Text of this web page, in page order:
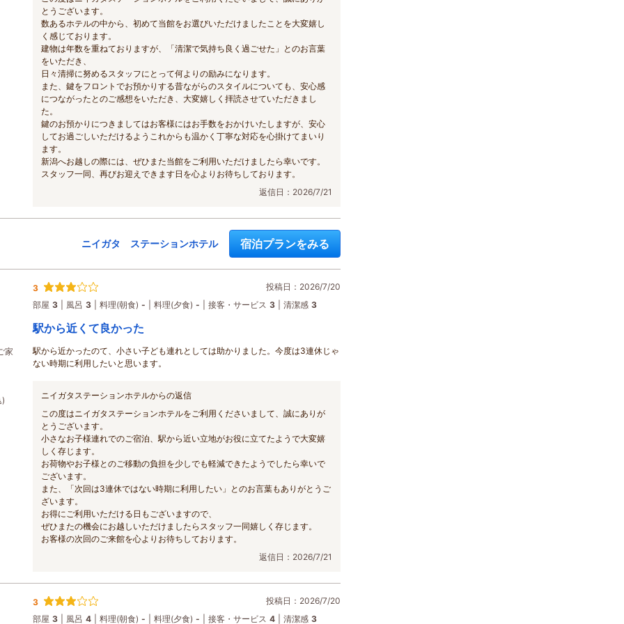
とうございます。
数あるホテルの中から、初めて当館をお選びいただけましたことを大変嬉し
く感じております。
建物は年数を重ねておりますが、「清潔で気持ち良く過ごせた」とのお言葉
をいただき、
日々清掃に努めるスタッフにとって何よりの励みになります。
また、鍵をフロントでお預かりする昔ながらのスタイルについても、安心感
につながったとのご感想をいただき、大変嬉しく拝読させていただきまし
た。
鍵のお預かりにつきましてはお客様にはお手数をおかけいたしますが、安心
してお過ごしいただけるようこれからも温かく丁寧な対応を心掛けてまいり
ます。
新潟へお越しの際には、ぜひまた当館をご利用いただけましたら幸いです。
スタッフ一同、再びお迎えできます日を心よりお待ちしております。
返信日：2026/7/21
ニイガタ ステーションホテル 宿泊プランをみる
家
3
投稿日：2026/7/20
部屋 3 風呂 3 料理(朝食) - 料理(夕食) - 接客・サービス 3 清潔感 3
駅から近くて良かった
駅から近かったのて、小さい子ども連れとしては助かりました。今度は3連休じゃ
ない時期に利用したいと思います。
ニイガタステーションホテルからの返信
この度はニイガタステーションホテルをご利用くださいまして、誠にありが
とうございます。
小さなお子様連れでのご宿泊、駅から近い立地がお役に立てたようで大変嬉
しく存じます。
お荷物やお子様とのご移動の負担を少しでも軽減できたようでしたら幸いで
ございます。
また、「次回は3連休ではない時期に利用したい」とのお言葉もありがとうご
ざいます。
お得にご利用いただける日もございますので、
ぜひまたの機会にお越しいただけましたらスタッフ一同嬉しく存じます。
お客様の次回のご来館を心よりお待ちしております。
返信日：2026/7/21
3
投稿日：2026/7/20
部屋 3 風呂 4 料理(朝食) - 料理(夕食) - 接客・サービス 4 清潔感 3